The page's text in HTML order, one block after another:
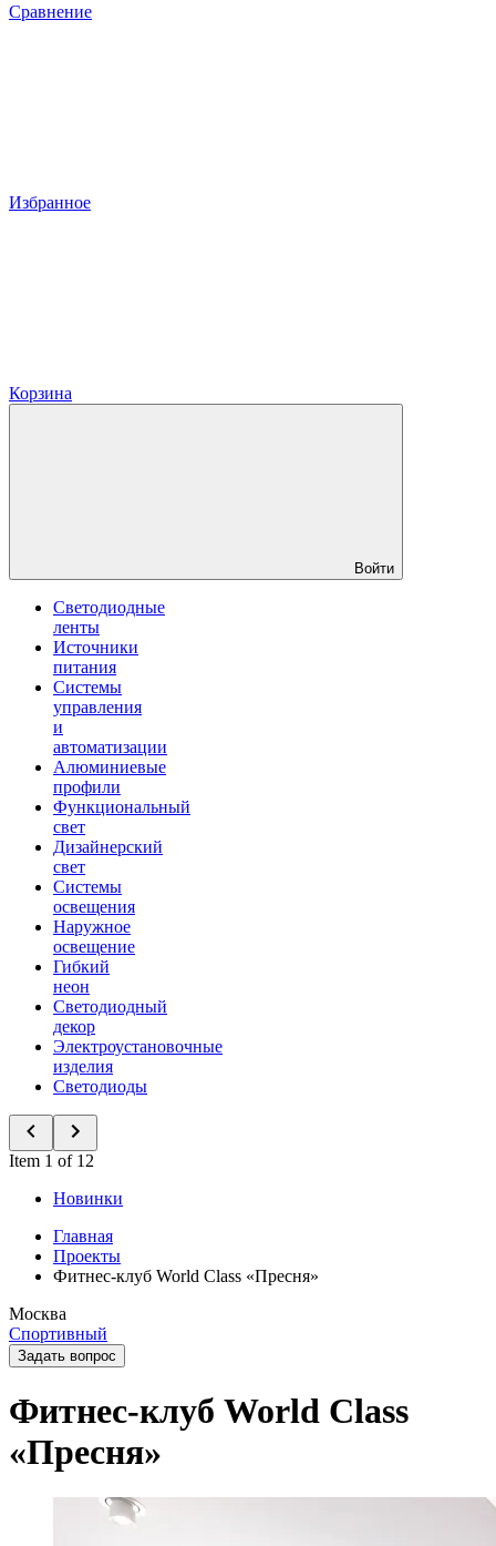
Сравнение
Избранное
Корзина
Войти
Светодиодные
ленты
Источники
питания
Системы
управления
и
автоматизации
Алюминиевые
профили
Функциональный
свет
Дизайнерский
свет
Системы
освещения
Наружное
освещение
Гибкий
неон
Светодиодный
декор
Электроустановочные
изделия
Светодиоды
Item 1 of 12
Новинки
Главная
Проекты
Фитнес-клуб World Class «Пресня»
Москва
Спортивный
Задать вопрос
Фитнес-клуб World Class
«Пресня»